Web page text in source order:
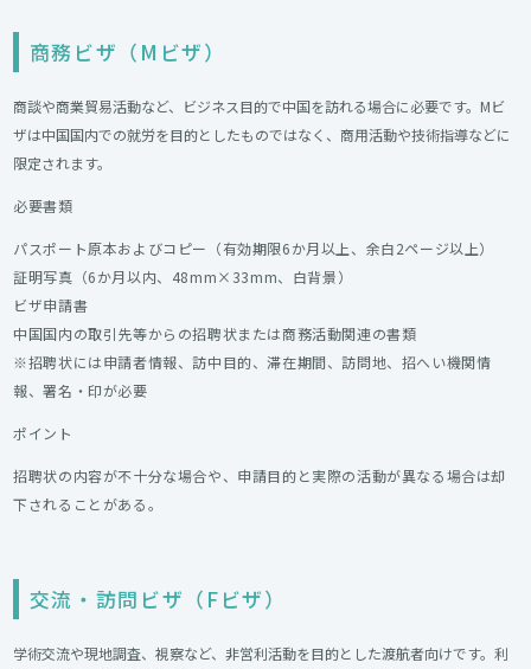
商務ビザ（Mビザ）
商談や商業貿易活動など、ビジネス目的で中国を訪れる場合に必要です。Mビ
ザは中国国内での就労を目的としたものではなく、商用活動や技術指導などに
限定されます。
必要書類
パスポート原本およびコピー（有効期限6か月以上、余白2ページ以上）
証明写真（6か月以内、48mm×33mm、白背景）
ビザ申請書
中国国内の取引先等からの招聘状または商務活動関連の書類
※招聘状には申請者情報、訪中目的、滞在期間、訪問地、招へい機関情
報、署名・印が必要
ポイント
招聘状の内容が不十分な場合や、申請目的と実際の活動が異なる場合は却
下されることがある。
交流・訪問ビザ（Fビザ）
学術交流や現地調査、視察など、非営利活動を目的とした渡航者向けです。利